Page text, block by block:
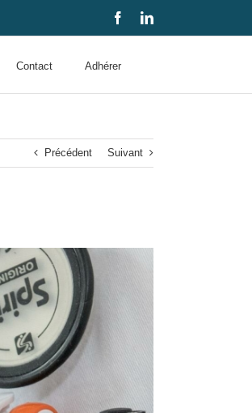
FacebookLinkedIn
Contact Adhérer
Précédent Suivant